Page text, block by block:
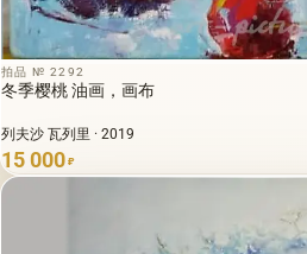
拍品 № 2292
冬季樱桃 油画，画布
列夫沙 瓦列里 · 2019
15 000 ₽